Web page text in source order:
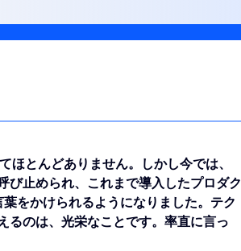
とんどありません。しかし今では、
び止められ、これまで導入したプロダク
をかけられるようになりました。テク
るのは、光栄なことです。率直に言っ